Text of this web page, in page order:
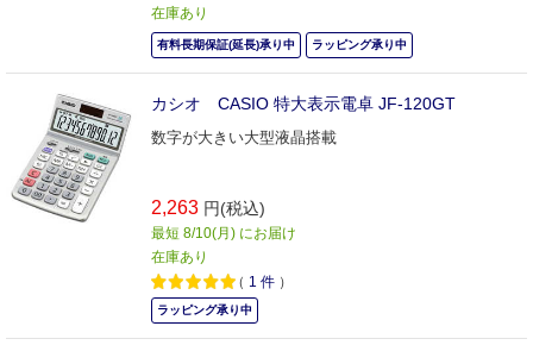
在庫あり
有料長期保証(延長)承り中 ラッピング承り中
カシオ CASIO 特大表示電卓 JF-120GT
数字が大きい大型液晶搭載
2,263 円(税込)
最短 8/10(月) にお届け
在庫あり
（ 1 件 ）
ラッピング承り中